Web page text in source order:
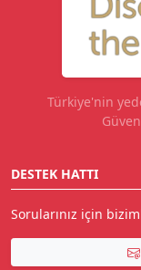
Türkiye'nin
DESTEK HATTI
Sorularınız için